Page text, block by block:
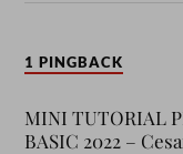
1 PINGBACK
MINI TUTORIAL
BASIC 2022 –